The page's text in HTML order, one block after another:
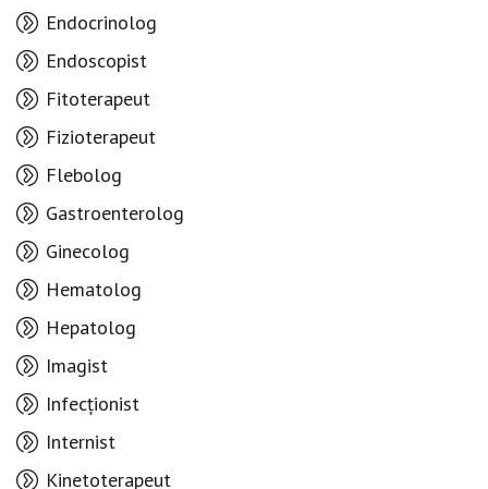
Endocrinolog
Endoscopist
Fitoterapeut
Fizioterapeut
Flebolog
Gastroenterolog
Ginecolog
Hematolog
Hepatolog
Imagist
Infecționist
Internist
Kinetoterapeut